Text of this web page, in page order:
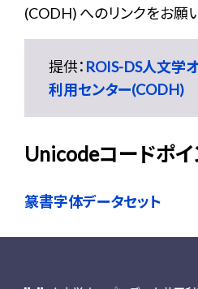
(CODH) へのリンクをお願い
提供： ROIS-DS人文学
利用センター(CODH)
Unicodeコードポイ
篆書字体データセット